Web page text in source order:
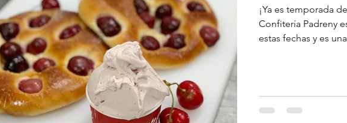
Blog de la Confitería Padreny Reus, pastelería artesanal en Reus, menjablanc de Reus,
¡Ya es temporada
Confitería Padreny
estas fechas y es